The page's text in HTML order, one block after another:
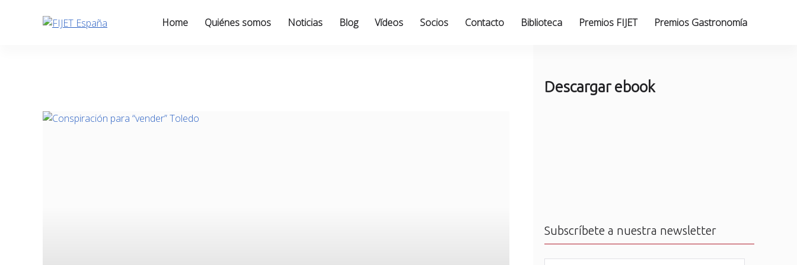
Home Quiénes somos Noticias Blog Vídeos Socios Contacto Biblioteca Premios FIJET Premios Gastronomía
Descargar ebook
Subscríbete a nuestra newsletter